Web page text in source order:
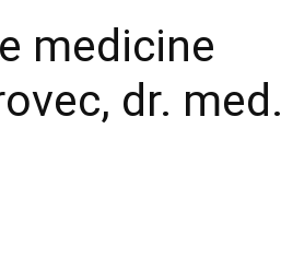
medicine
dr.